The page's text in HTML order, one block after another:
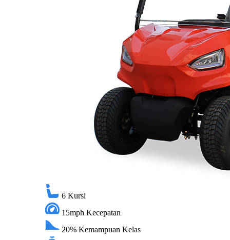
6 Kursi
15mph Kecepatan
20% Kemampuan Kelas